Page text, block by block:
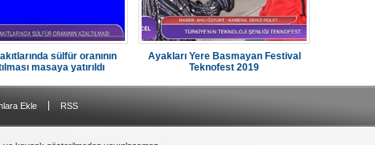
sülfür oranının
masaya yatırıldı
Ayakları Yere Basmayan Festival
Teknofest 2019
Ekle RSS